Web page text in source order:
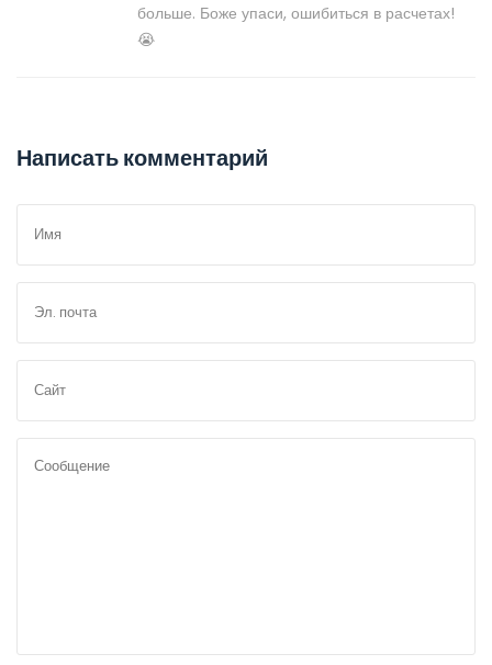
больше. Боже упаси, ошибиться в расчетах!
😭
Написать комментарий